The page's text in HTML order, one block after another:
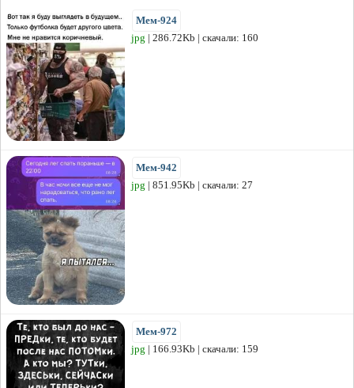
Мем-924
jpg | 286.72Kb | скачали: 160
Мем-942
jpg | 851.95Kb | скачали: 27
Мем-972
jpg | 166.93Kb | скачали: 159